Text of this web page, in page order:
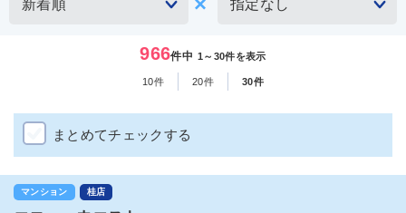
966件中 1～30件を表示
10件 20件 30件
まとめてチェックする
マンション 桂店